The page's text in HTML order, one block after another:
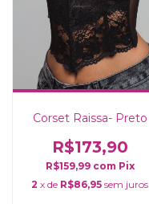
Corset Raissa- Preto
R$173,90
R$159,99 com Pix
2 x de R$86,95 sem juros